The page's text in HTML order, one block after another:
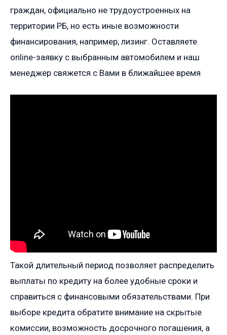
граждан, официально не трудоустроенных на
территории РБ, но есть иные возможности
финансирования, например, лизинг. Оставляете
online-заявку с выбранным автомобилем и наш
менеджер свяжется с Вами в ближайшее время
Такой длительный период позволяет распределить
выплаты по кредиту на более удобные сроки и
справиться с финансовыми обязательствами. При
выборе кредита обратите внимание на скрытые
комиссии, возможность досрочного погашения, а